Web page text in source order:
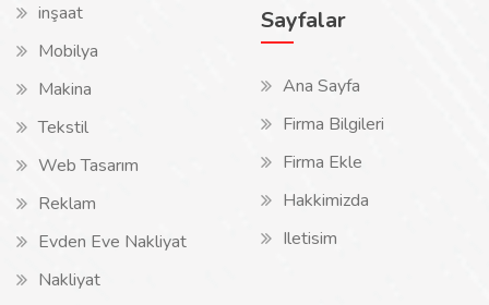
inşaat
Mobilya
Makina
Tekstil
Web Tasarım
Reklam
Evden Eve Nakliyat
Nakliyat
Sayfalar
Ana Sayfa
Firma Bilgileri
Firma Ekle
Hakkimizda
Iletisim